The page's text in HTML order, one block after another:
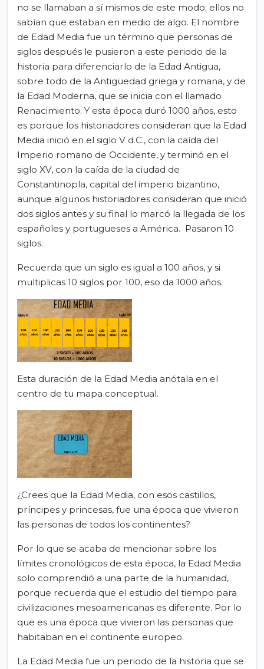
no se llamaban a sí mismos de este modo; ellos no
sabían que estaban en medio de algo. El nombre
de Edad Media fue un término que personas de
siglos después le pusieron a este periodo de la
historia para diferenciarlo de la Edad Antigua,
sobre todo de la Antigüedad griega y romana, y de
la Edad Moderna, que se inicia con el llamado
Renacimiento. Y esta época duró 1000 años, esto
es porque los historiadores consideran que la Edad
Media inició en el siglo V d.C., con la caída del
Imperio romano de Occidente, y terminó en el
siglo XV, con la caída de la ciudad de
Constantinopla, capital del imperio bizantino,
aunque algunos historiadores consideran que inició
dos siglos antes y su final lo marcó la llegada de los
españoles y portugueses a América. Pasaron 10
siglos.
Recuerda que un siglo es igual a 100 años, y si
multiplicas 10 siglos por 100, eso da 1000 años.
Esta duración de la Edad Media anótala en el
centro de tu mapa conceptual.
¿Crees que la Edad Media, con esos castillos,
príncipes y princesas, fue una época que vivieron
las personas de todos los continentes?
Por lo que se acaba de mencionar sobre los
límites cronológicos de esta época, la Edad Media
solo comprendió a una parte de la humanidad,
porque recuerda que el estudio del tiempo para
civilizaciones mesoamericanas es diferente. Por lo
que es una época que vivieron las personas que
habitaban en el continente europeo.
La Edad Media fue un periodo de la historia que se